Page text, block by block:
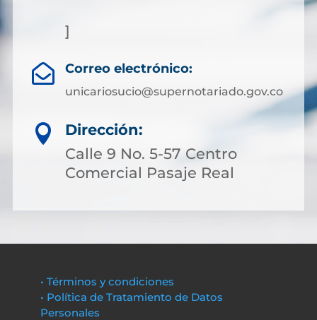
]
 Correo electrónico:
unicariosucio@supernotariado.gov.co

Dirección:
Calle 9 No. 5-57 Centro
Comercial Pasaje Real
• Términos y condiciones
• Política de Tratamiento de Datos
Personales